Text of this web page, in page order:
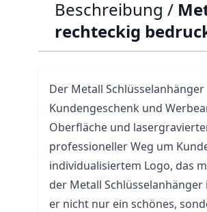
Beschreibung /
rechteckig
Der Metall
Kundengeschenk und
Oberfläche und
professioneller Weg um
individualisiertem Logo, das
der Metall
er nicht nur ein schönes,